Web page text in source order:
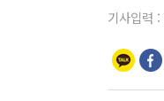
기사입력 :